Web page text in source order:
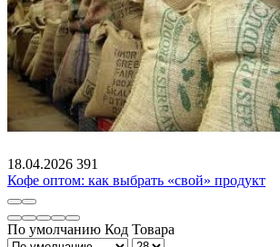
18.04.2026 391
Кофе оптом: как выбрать «свой» продукт
По умолчанию Код Товара